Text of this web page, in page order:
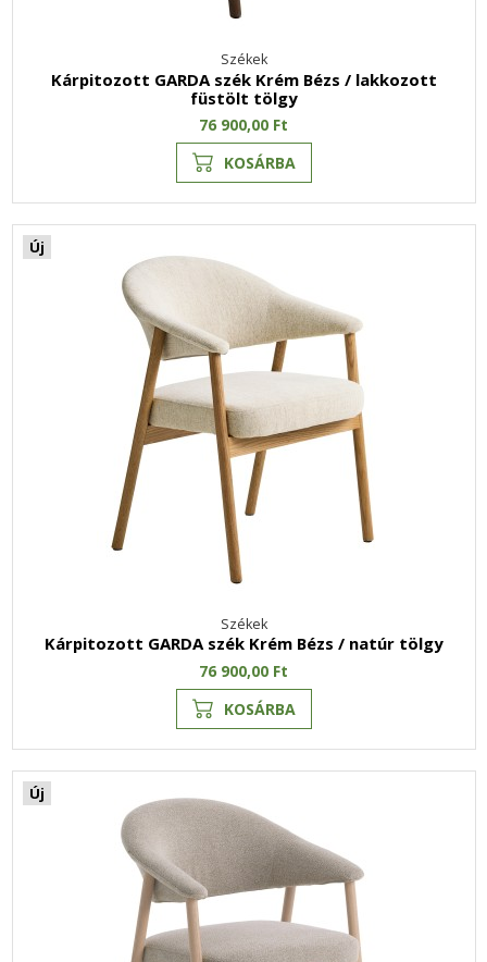
Székek
Kárpitozott GARDA szék Krém Bézs / lakkozott
füstölt tölgy
76 900,00 Ft
KOSÁRBA
Új
Székek
Kárpitozott GARDA szék Krém Bézs / natúr tölgy
76 900,00 Ft
KOSÁRBA
Új